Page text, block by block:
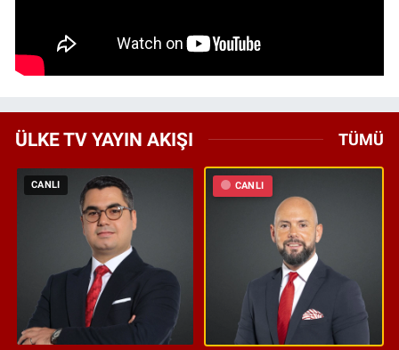
ÜLKE TV YAYIN AKIŞI TÜMÜ
CANLI CANLI